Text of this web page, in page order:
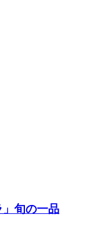
」旬の一品